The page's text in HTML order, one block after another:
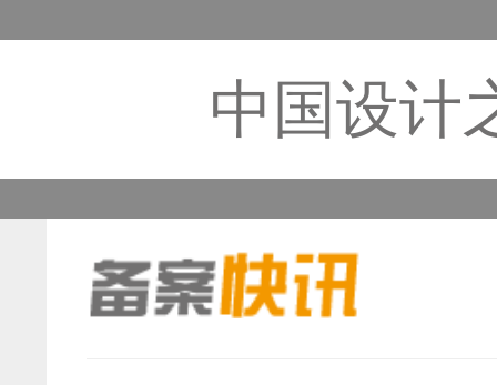
中国设计